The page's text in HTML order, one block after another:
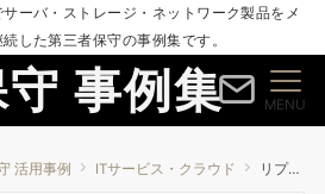
ーバ・ストレージ・ネットワーク製品をメ
した第三者保守の事例集です。
事例集 MENU
活用事例 ITサービス・クラウド リプレイスの実施計画の遅延を第三者保守で調整（NEC Express5800 計20台以上）